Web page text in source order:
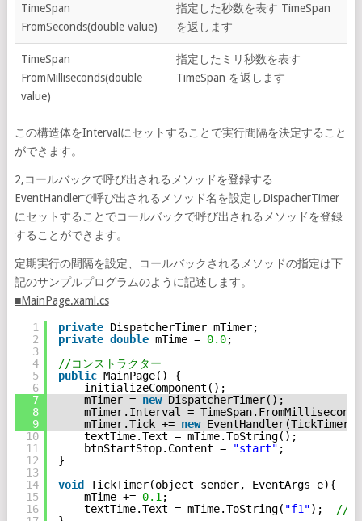
TimeSpan
FromSeconds(double value)
指定した秒数を表す TimeSpan
を返します
TimeSpan
FromMilliseconds(double
value)
指定したミリ秒数を表す
TimeSpan を返します
この構造体をIntervalにセットすることで実行間隔を決定すること
ができます。
2,コールバックで呼び出されるメソッドを登録する
EventHandlerで呼び出されるメソッド名を設定しDispacherTimer
にセットすることでコールバックで呼び出されるメソッドを登録
することができます。
定期実行の間隔を設定、コールバックされるメソッドの指定は下
記のサンプルプログラムのように記述します。
■MainPage.xaml.cs
1
2
3
4
5
6
7
8
9
10
11
12
13
14
15
16
private DispatcherTimer mTimer;
private double mTime = 0.0;
//コンストラクター
public MainPage() {
initializeComponent();
mTimer = new DispatcherTimer();
mTimer.Interval =
mTimer.Tick += new EventHandler(TickTimer);
textTime.Text = mTime.ToString();
btnStartStop.Content =
"start" ;
}
void
TickTimer(object sender, EventArgs e){
mTime += 0.1 ;
textTime.Text = mTime.ToString( "f1");
//